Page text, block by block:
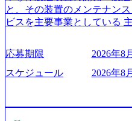
成が柔軟に可能な環境である
our-vision-
_93b1bff3-f71c-4bc9-8bd9-
mages/
_956x512.webp https://
on.appspot.com/public/images/
m/our-vision-
ンプレクス社は、FinTech領
と、その装置のメンテナン
ビスを主要事業としている
世界トップクラスのシェア
て未来を創造し、社会課題
ている Mission:私たちの技術
話 IoT社会の浸透、AIの加
急伸長しており、それに伴
応募期限
2026年8
スケジュール
2026年8